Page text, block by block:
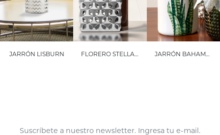
JARRÓN LISBURN FLORERO STELLA GRANDE JARRÓN BAHAMAS MEDIANO MEDIANO